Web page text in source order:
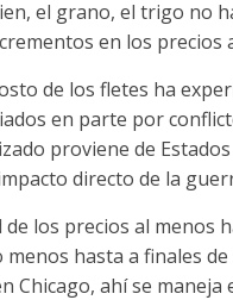
el grano, el trigo no
en los precios
de los fletes ha
en parte por
proviene de
directo de la
los precios al menos
hasta a finales
Chicago, ahí se